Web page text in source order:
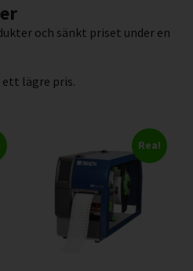
och sänkt priset under en
lägre pris.
Rea!